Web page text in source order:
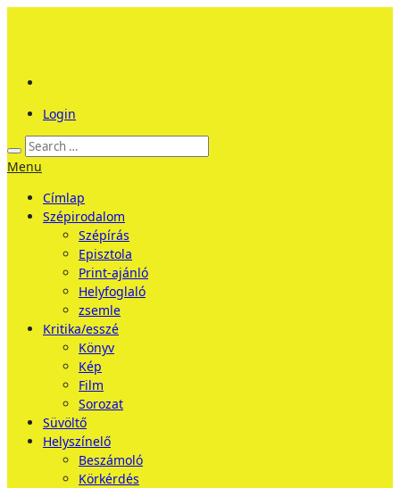
Login
Menu
Címlap
Szépirodalom
Szépírás
Episztola
Print-ajánló
Helyfoglaló
zsemle
Kritika/esszé
Könyv
Kép
Film
Sorozat
Süvöltő
Helyszínelő
Beszámoló
Körkérdés